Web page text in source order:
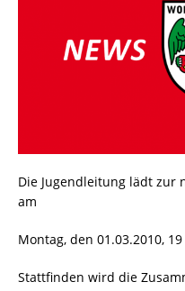
Die Jugendleitung lädt zur
am
Montag, den 01.03.2010,
Stattfinden wird die